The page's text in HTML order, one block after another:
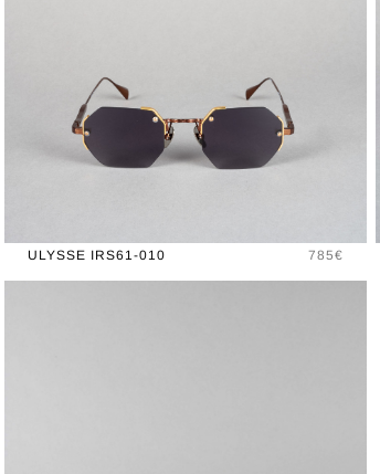
ULYSSE IRS61-010 Prix
785€